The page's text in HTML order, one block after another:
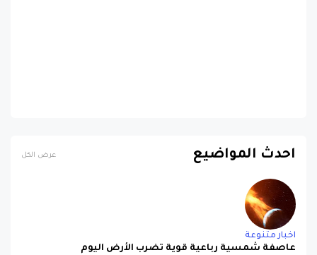
احدث المواضيع عرض الكل
اخبار متنوعة
عاصفة شمسية رباعية قوية تضرب الأرض اليوم